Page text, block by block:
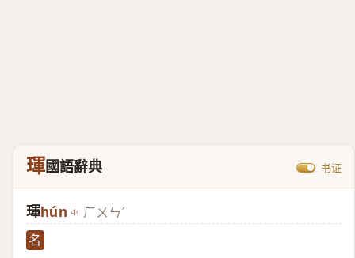
琿國語辭典 书证
琿hún ㄏㄨㄣˊ
名